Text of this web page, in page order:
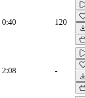
0:40 120
2:08 -